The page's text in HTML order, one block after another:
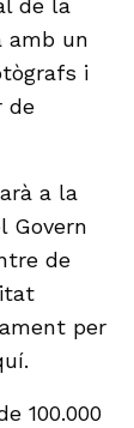
de la
amb un
i
de
a la
Govern
de
per
100.000